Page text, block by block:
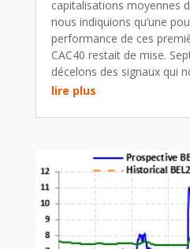
capitalisations moyennes
nous indiquions qu’une
performance de ces
CAC40 restait de mise.
décelons des signaux qui
lire plus